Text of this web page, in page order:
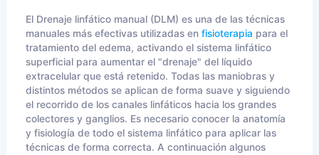
El Drenaje linfático manual (DLM) es una de las técnicas
manuales más efectivas utilizadas en fisioterapia para el
tratamiento del edema, activando el sistema linfático
superficial para aumentar el "drenaje" del líquido
extracelular que está retenido. Todas las maniobras y
distintos métodos se aplican de forma suave y siguiendo
el recorrido de los canales linfáticos hacia los grandes
colectores y ganglios. Es necesario conocer la anatomía
y fisiología de todo el sistema linfático para aplicar las
técnicas de forma correcta. A continuación algunos